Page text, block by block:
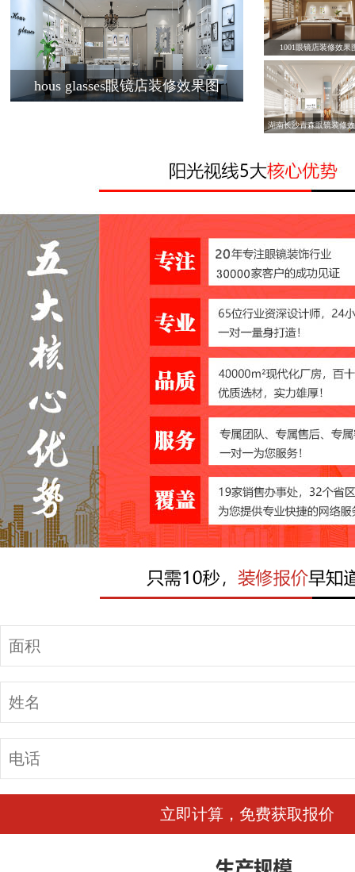
hous glasses眼镜店装修效果图
1001眼镜店装修效果
湖南长沙青森眼镜装修